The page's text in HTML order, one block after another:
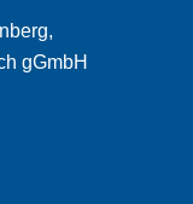
gGmbH